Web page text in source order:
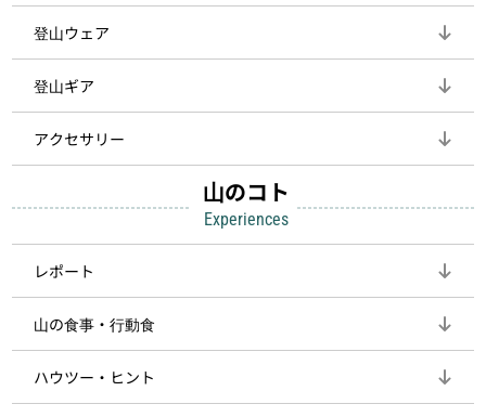
登山ウェア
登山ギア
アクセサリー
山のコト
Experiences
レポート
山の食事・行動食
ハウツー・ヒント